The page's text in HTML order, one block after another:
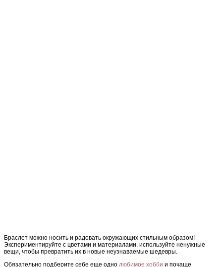
Браслет можно носить и радовать окружающих стильным образом!
Экспериментируйте с цветами и материалами, используйте ненужные
вещи, чтобы превратить их в новые неузнаваемые шедевры.
Обязательно подберите себе еще одно любимое хобби и почаще